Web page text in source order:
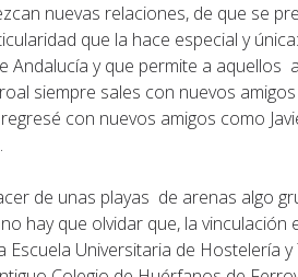
nuevas relaciones, de que se
que la hace especial y
Andalucía y que permite a aquellos
siempre sales con nuevos
con nuevos amigos como
de unas playas de arenas algo
hay que olvidar que, la
Universitaria de Hostelería